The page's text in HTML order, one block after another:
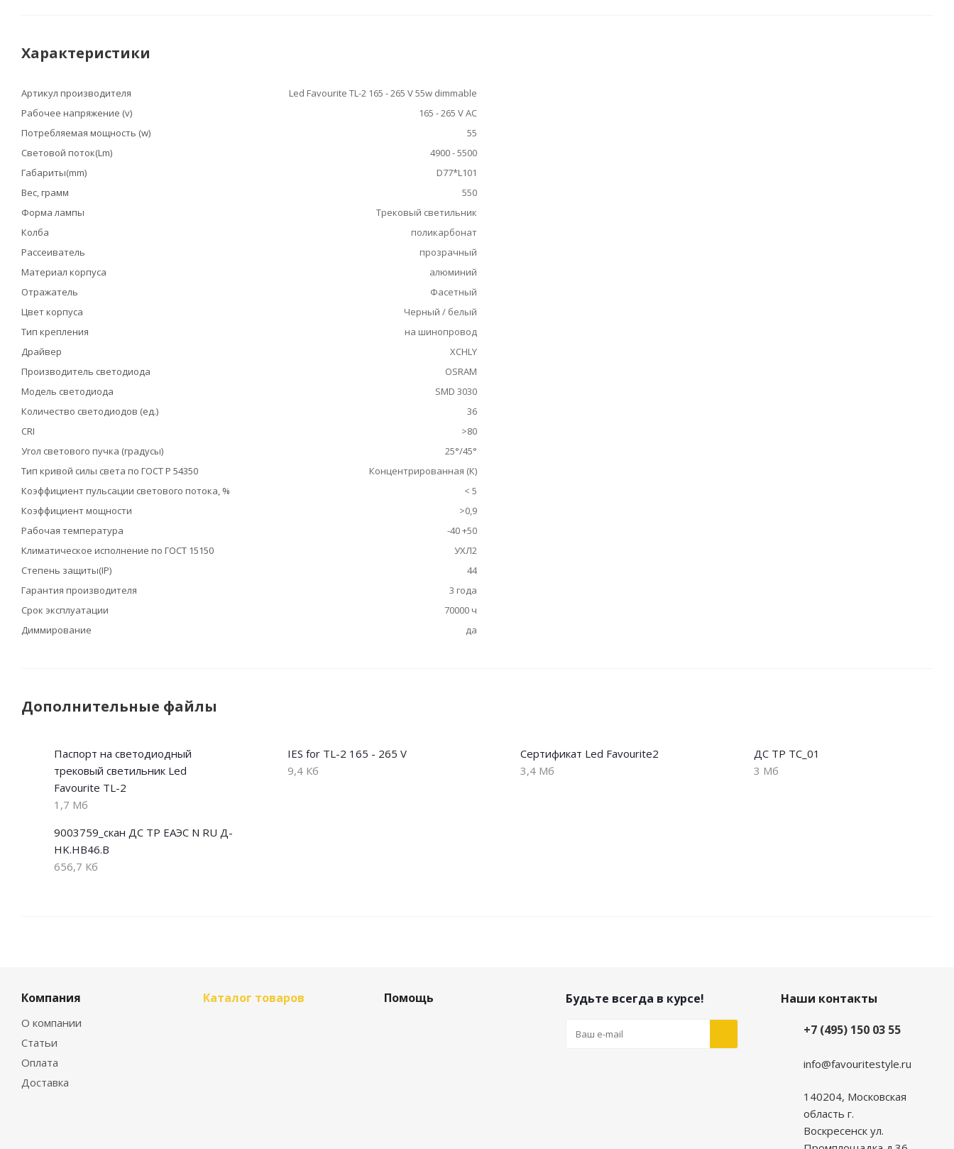
Характеристики
Артикул производителя
Led Favourite TL-2 165 - 265 V 55w dimmable
Рабочее напряжение (v)
165 - 265 V AC
Потребляемая мощность (w)
55
Световой поток(Lm)
4900 - 5500
Габариты(mm)
D77*L101
Вес, грамм
550
Форма лампы
Трековый светильник
Колба
поликарбонат
Рассеиватель
прозрачный
Материал корпуса
алюминий
Отражатель
Фасетный
Цвет корпуса
Черный / белый
Тип крепления
на шинопровод
Драйвер
XCHLY
Производитель светодиода
OSRAM
Модель светодиода
SMD 3030
Количество светодиодов (ед.)
36
CRI
>80
Угол светового пучка (градусы)
25°/45°
Тип кривой силы света по ГОСТ Р 54350
Концентрированная (К)
Коэффициент пульсации светового потока, %
< 5
Коэффициент мощности
>0,9
Рабочая температура
-40 +50
Климатическое исполнение по ГОСТ 15150
УХЛ2
Степень защиты(IP)
44
Гарантия производителя
3 года
Срок эксплуатации
70000 ч
Диммирование
да
Дополнительные файлы
Паспорт на cветодиодный
трековый светильник Led
Favourite TL-2
1,7 Мб
IES for TL-2 165 - 265 V
9,4 Кб
Сертификат Led Favourite2
3,4 Мб
ДС ТР ТС_01
3 Мб
9003759_скан ДС ТР ЕАЭС N RU Д-
HK.НВ46.В
656,7 Кб
Компания
О компании
Статьи
Оплата
Доставка
Каталог товаров Помощь Будьте всегда в курсе!
Наши контакты
+7 (495) 150 03 55
info@favouritestyle.ru
140204, Московская
область г.
Воскресенск ул.